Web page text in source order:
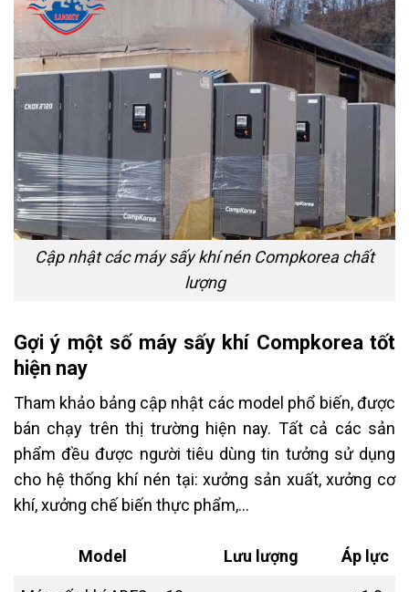
Cập nhật các máy sấy khí nén Compkorea chất
lượng
Gợi ý một số máy sấy khí Compkorea tốt
hiện nay
Tham khảo bảng cập nhật các model phổ biến, được
bán chạy trên thị trường hiện nay. Tất cả các sản
phẩm đều được người tiêu dùng tin tưởng sử dụng
cho hệ thống khí nén tại: xưởng sản xuất, xưởng cơ
khí, xưởng chế biến thực phẩm,…
Model Lưu lượng Áp lực